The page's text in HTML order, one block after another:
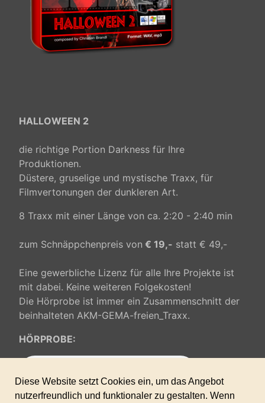
HALLOWEEN 2
die richtige Portion Darkness für Ihre
Produktionen.
Düstere, gruselige und mystische Traxx, für
Filmvertonungen der dunkleren Art.
8 Traxx mit einer Länge von ca. 2:20 - 2:40 min
zum Schnäppchenpreis von € 19,- statt € 49,-
Eine gewerbliche Lizenz für alle Ihre Projekte ist
mit dabei. Keine weiteren Folgekosten!
Die Hörprobe ist immer ein Zusammenschnitt der
beinhalteten AKM-GEMA-freien_Traxx.
HÖRPROBE: